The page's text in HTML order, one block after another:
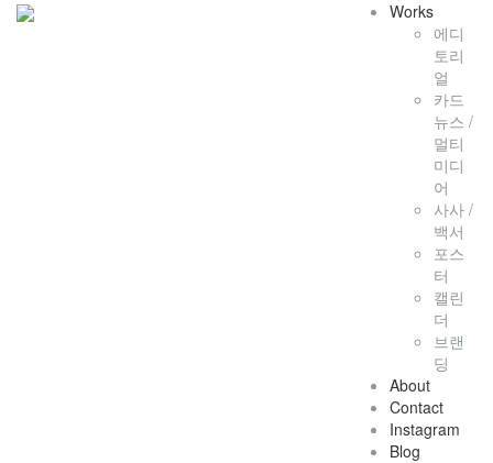
Works
에디
토리
얼
카드
뉴스 /
멀티
미디
어
사사 /
백서
포스
터
캘린
더
브랜
딩
About
Contact
Instagram
Blog